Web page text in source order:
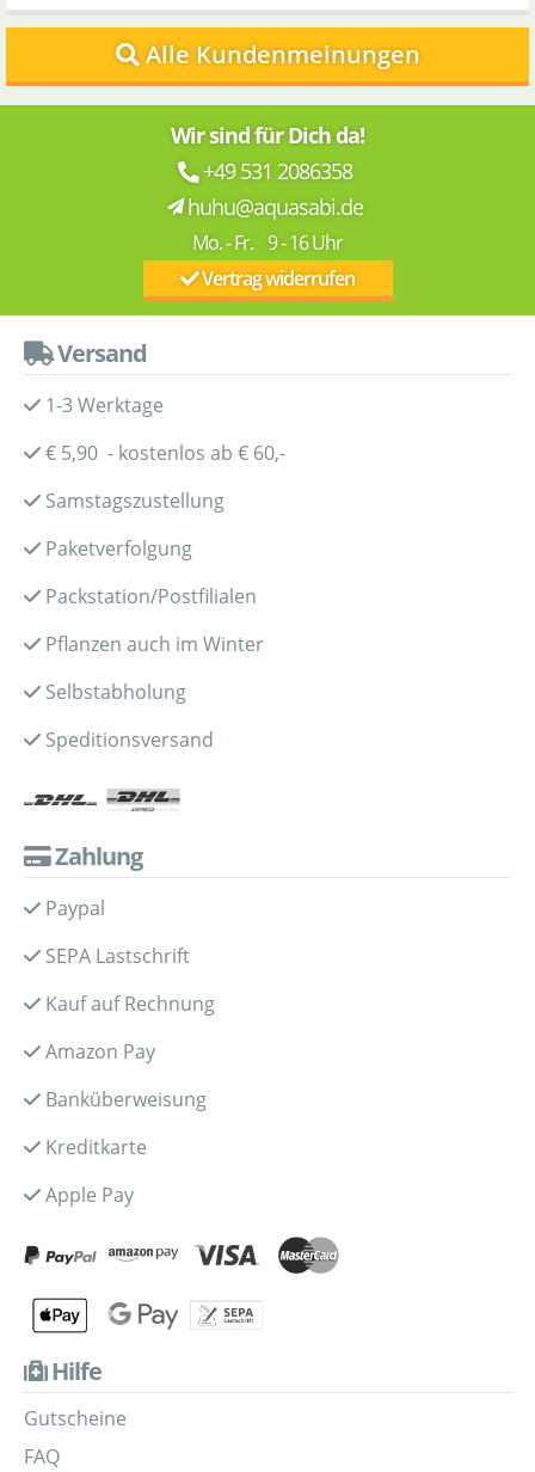
Alle Kundenmeinungen
Wir sind für Dich da!
+49 531 2086358
huhu@aquasabi.de
Mo. - Fr. 9 - 16 Uhr
Vertrag widerrufen
Versand
1-3 Werktage
€ 5,90 - kostenlos ab € 60,-
Samstagszustellung
Paketverfolgung
Packstation/Postfilialen
Pflanzen auch im Winter
Selbstabholung
Speditionsversand
Zahlung
Paypal
SEPA Lastschrift
Kauf auf Rechnung
Amazon Pay
Banküberweisung
Kreditkarte
Apple Pay
Hilfe
Gutscheine
FAQ